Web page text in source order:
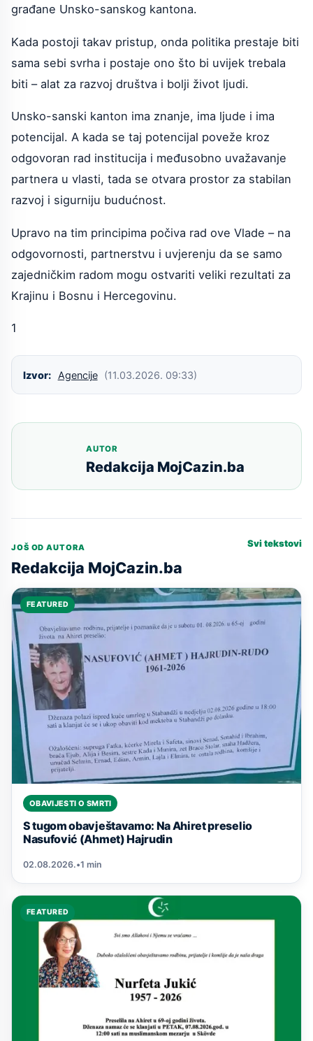
građane Unsko-sanskog kantona.
Kada postoji takav pristup, onda politika prestaje biti
sama sebi svrha i postaje ono što bi uvijek trebala
biti – alat za razvoj društva i bolji život ljudi.
Unsko-sanski kanton ima znanje, ima ljude i ima
potencijal. A kada se taj potencijal poveže kroz
odgovoran rad institucija i međusobno uvažavanje
partnera u vlasti, tada se otvara prostor za stabilan
razvoj i sigurniju budućnost.
Upravo na tim principima počiva rad ove Vlade – na
odgovornosti, partnerstvu i uvjerenju da se samo
zajedničkim radom mogu ostvariti veliki rezultati za
Krajinu i Bosnu i Hercegovinu.
1
Izvor: Agencije (11.03.2026. 09:33)
AUTOR
Redakcija MojCazin.ba
JOŠ OD AUTORA
Redakcija MojCazin.ba
Svi tekstovi
FEATURED
OBAVIJESTI O SMRTI
S tugom obavještavamo: Na Ahiret preselio
Nasufović (Ahmet) Hajrudin
02.08.2026.•1 min
FEATURED